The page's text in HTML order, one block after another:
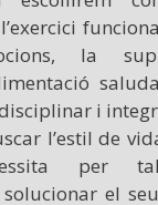
la
i
l’estil de
per
el